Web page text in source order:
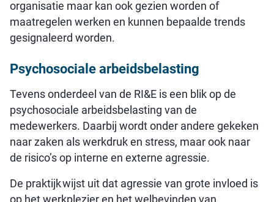
organisatie maar kan ook gezien worden of
maatregelen werken en kunnen bepaalde trends
gesignaleerd worden.
Psychosociale arbeidsbelasting
Tevens onderdeel van de RI&E is een blik op de
psychosociale arbeidsbelasting van de
medewerkers. Daarbij wordt onder andere gekeken
naar zaken als werkdruk en stress, maar ook naar
de risico’s op interne en externe agressie.
De praktijk wijst uit dat agressie van grote invloed is
op het werkplezier en het welbevinden van